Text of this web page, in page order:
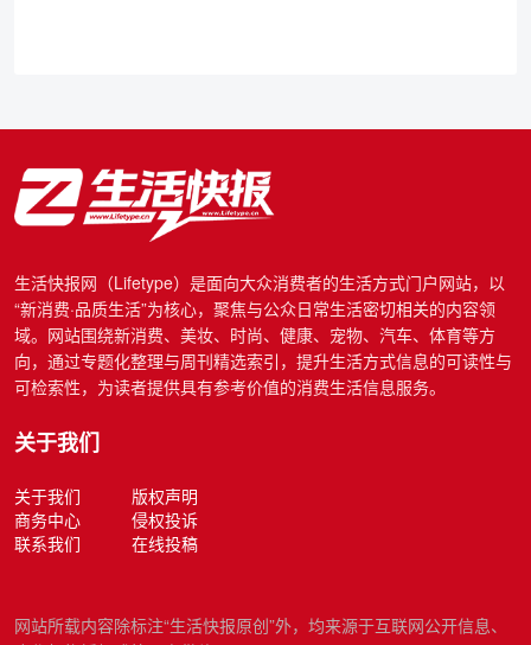
生活快报网（Lifetype）是面向大众消费者的生活方式门户网站，以
“新消费·品质生活”为核心，聚焦与公众日常生活密切相关的内容领
域。网站围绕新消费、美妆、时尚、健康、宠物、汽车、体育等方
向，通过专题化整理与周刊精选索引，提升生活方式信息的可读性与
可检索性，为读者提供具有参考价值的消费生活信息服务。
关于我们
关于我们
版权声明
商务中心
侵权投诉
联系我们
在线投稿
网站所载内容除标注“生活快报原创”外，均来源于互联网公开信息、